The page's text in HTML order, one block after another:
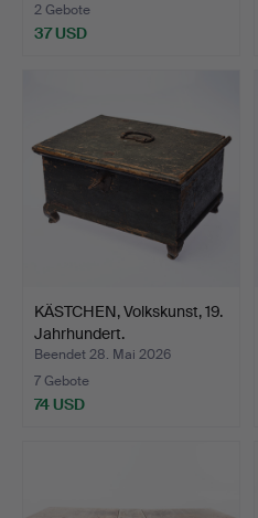
2 Gebote
37 USD
KÄSTCHEN, Volkskunst, 19.
Jahrhundert.
Beendet 28. Mai 2026
7 Gebote
74 USD